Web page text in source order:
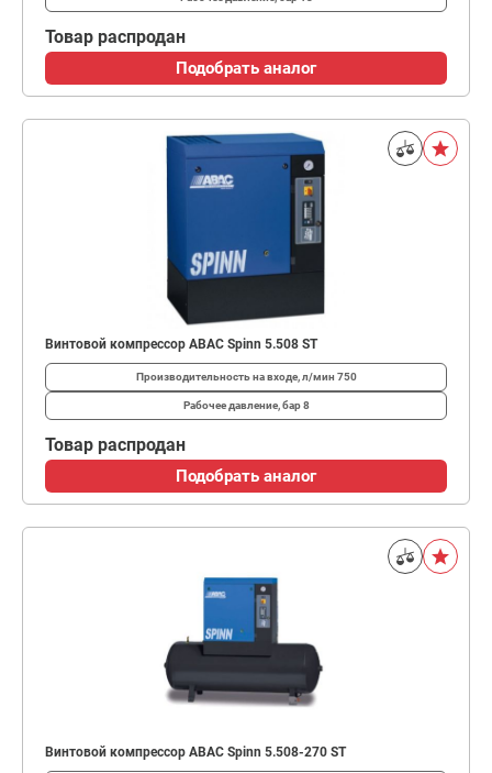
Товар распродан
Подобрать аналог
Винтовой компрессор ABAC Spinn 5.508 ST
Производительность на входе, л/мин 750
Рабочее давление, бар8
Товар распродан
Подобрать аналог
Винтовой компрессор ABAC Spinn 5.508-270 ST